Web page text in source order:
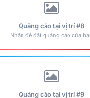
Quảng cáo tại vị trí #8
Nhấn để đặt quảng cáo của
Quảng cáo tại vị trí #9